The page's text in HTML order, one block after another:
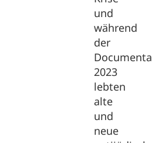
und
während
der
Documenta
2023
lebten
alte
und
neue